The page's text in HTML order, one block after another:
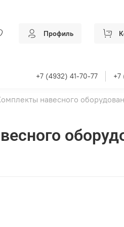
Профиль
+7 (4932) 41-70-77 +7
навесного